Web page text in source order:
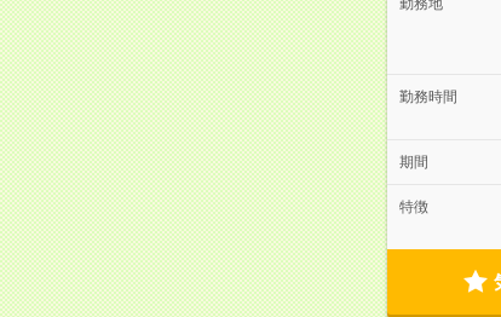
勤務時間
期間
特徴